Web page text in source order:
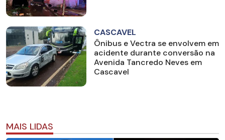
CASCAVEL
Ônibus e Vectra se envolvem em
acidente durante conversão na
Avenida Tancredo Neves em
Cascavel
MAIS LIDAS